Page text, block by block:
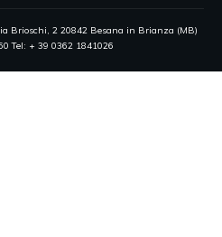
Brioschi, 2 20842 Besana in Brianza (MB)
Tel: + 39 0362 1841026